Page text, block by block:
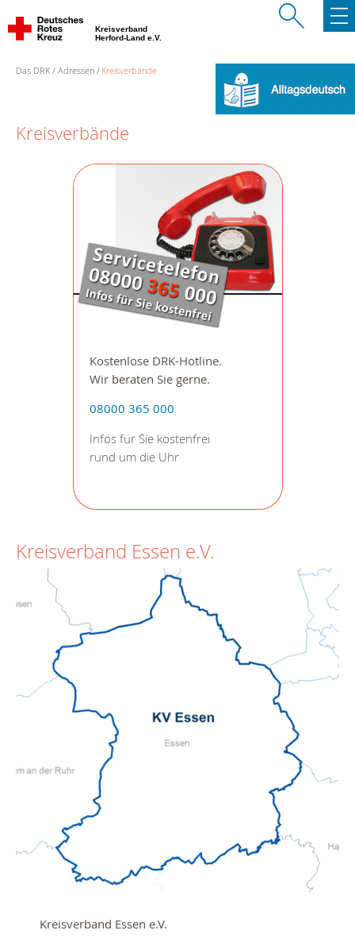
Kreisverband
Herford-Land e.V.
Das DRK Adressen Kreisverbände
Kreisverbände
Kostenlose DRK-Hotline.
Wir beraten Sie gerne.
08000 365 000
Infos für Sie kostenfrei
rund um die Uhr
Kreisverband Essen e.V.
Kreisverband Essen e.V.